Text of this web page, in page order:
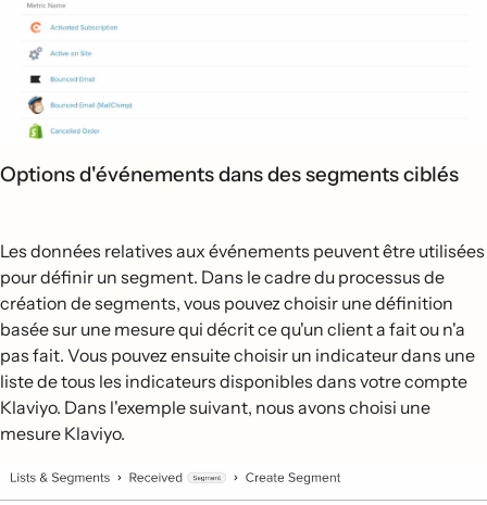
Options d'événements dans des segments ciblés
Les données relatives aux événements peuvent être utilisées
pour définir un segment. Dans le cadre du processus de
création de segments, vous pouvez choisir une définition
basée sur une mesure qui décrit ce qu'un client a fait ou n'a
pas fait. Vous pouvez ensuite choisir un indicateur dans une
liste de tous les indicateurs disponibles dans votre compte
Klaviyo. Dans l'exemple suivant, nous avons choisi une
mesure Klaviyo.